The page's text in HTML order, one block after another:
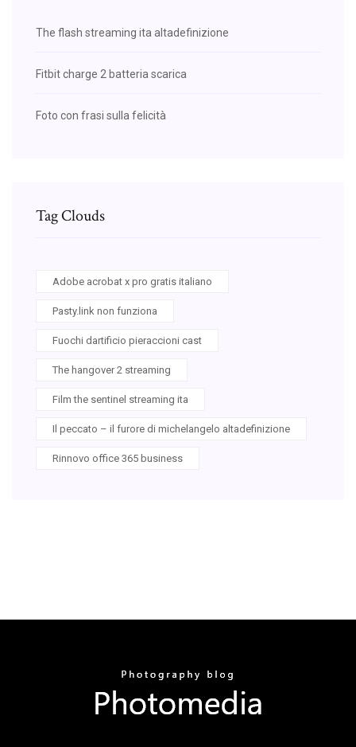
The flash streaming ita altadefinizione
Fitbit charge 2 batteria scarica
Foto con frasi sulla felicità
Tag Clouds
Adobe acrobat x pro gratis italiano
Pasty.link non funziona
Fuochi dartificio pieraccioni cast
The hangover 2 streaming
Film the sentinel streaming ita
Il peccato – il furore di michelangelo altadefinizione
Rinnovo office 365 business